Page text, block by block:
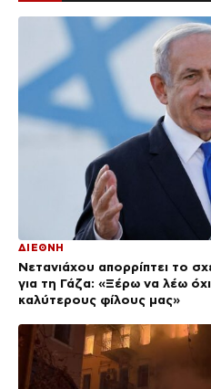
ΔΙΕΘΝΗ
Νετανιάχου απορρίπτει το
για τη Γάζα: «Ξέρω να λέω
καλύτερους φίλους μας»